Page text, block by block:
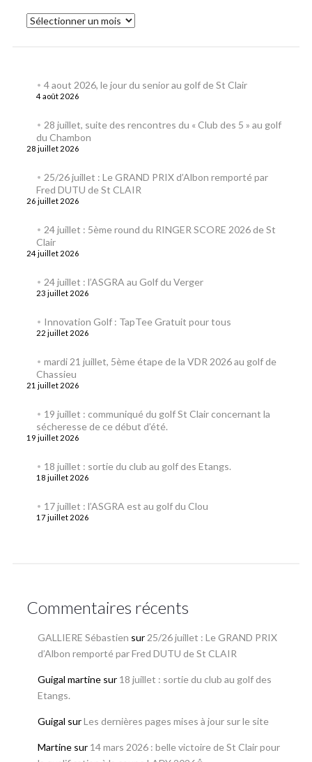
4 aout 2026, le jour du senior au golf de St Clair
4 août 2026
28 juillet, suite des rencontres du « Club des 5 » au golf
du Chambon
28 juillet 2026
25/26 juillet : Le GRAND PRIX d’Albon remporté par
Fred DUTU de St CLAIR
26 juillet 2026
24 juillet : 5ème round du RINGER SCORE 2026 de St
Clair
24 juillet 2026
24 juillet : l’ASGRA au Golf du Verger
23 juillet 2026
Innovation Golf : TapTee Gratuit pour tous
22 juillet 2026
mardi 21 juillet, 5ème étape de la VDR 2026 au golf de
Chassieu
21 juillet 2026
19 juillet : communiqué du golf St Clair concernant la
sécheresse de ce début d’été.
19 juillet 2026
18 juillet : sortie du club au golf des Etangs.
18 juillet 2026
17 juillet : l’ASGRA est au golf du Clou
17 juillet 2026
Commentaires récents
GALLIERE Sébastien sur 25/26 juillet : Le GRAND PRIX
d’Albon remporté par Fred DUTU de St CLAIR
Guigal martinesur 18 juillet : sortie du club au golf des
Etangs.
Guigal surLes dernières pages mises à jour sur le site
Martinesur 14 mars 2026 : belle victoire de St Clair pour